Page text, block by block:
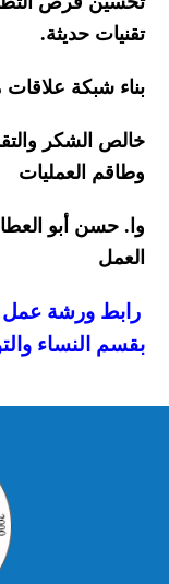
تقنيات حديثة.
بناء شبكة
خالص الشكر
وطاقم العمليات
وا. حسن أبو
العمل
رابط ورشة عمل
بقسم النساء